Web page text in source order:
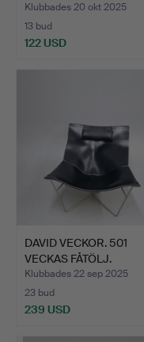
Klubbades 20 okt 2025
13 bud
122 USD
DAVID VECKOR. 501
VECKAS FÅTÖLJ.
LYFTSELE.…
Klubbades 22 sep 2025
23 bud
239 USD